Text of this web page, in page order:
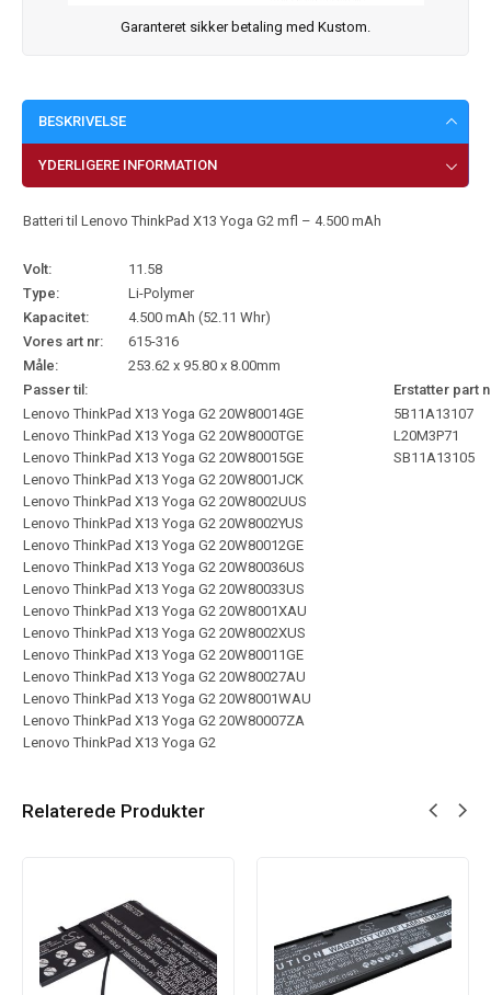
Garanteret sikker betaling med Kustom.
BESKRIVELSE
YDERLIGERE INFORMATION
Batteri til Lenovo ThinkPad X13 Yoga G2 mfl – 4.500 mAh
Volt:
11.58
Type:
Li-Polymer
Kapacitet:
4.500 mAh (52.11 Whr)
Vores art nr:
615-316
Måle:
253.62 x 95.80 x 8.00mm
Passer til:
Erstatter part
Lenovo ThinkPad X13 Yoga G2 20W80014GE
Lenovo ThinkPad X13 Yoga G2 20W8000TGE
Lenovo ThinkPad X13 Yoga G2 20W80015GE
Lenovo ThinkPad X13 Yoga G2 20W8001JCK
Lenovo ThinkPad X13 Yoga G2 20W8002UUS
Lenovo ThinkPad X13 Yoga G2 20W8002YUS
Lenovo ThinkPad X13 Yoga G2 20W80012GE
Lenovo ThinkPad X13 Yoga G2 20W80036US
Lenovo ThinkPad X13 Yoga G2 20W80033US
Lenovo ThinkPad X13 Yoga G2 20W8001XAU
Lenovo ThinkPad X13 Yoga G2 20W8002XUS
Lenovo ThinkPad X13 Yoga G2 20W80011GE
Lenovo ThinkPad X13 Yoga G2 20W80027AU
Lenovo ThinkPad X13 Yoga G2 20W8001WAU
Lenovo ThinkPad X13 Yoga G2 20W80007ZA
Lenovo ThinkPad X13 Yoga G2
5B11A13107
L20M3P71
SB11A13105
Relaterede Produkter